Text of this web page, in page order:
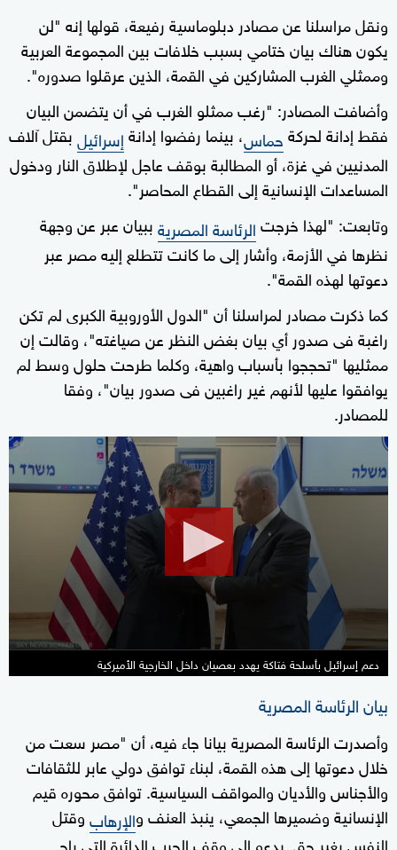
ونقل مراسلنا عن مصادر دبلوماسية رفيعة، قولها إنه "لن
يكون هناك بيان ختامي بسبب خلافات بين المجموعة العربية
وممثلي الغرب المشاركين في القمة، الذين عرقلوا صدوره".
وأضافت المصادر: "رغب ممثلو الغرب في أن يتضمن البيان
فقط إدانة لحركةحماس، بينما رفضوا إدانةإسرائيلبقتل آلاف
المدنيين في غزة، أو المطالبة بوقف عاجل لإطلاق النار ودخول
المساعدات الإنسانية إلى القطاع المحاصر".
وتابعت: "لهذا خرجتالرئاسة المصريةببيان عبر عن وجهة
نظرها في الأزمة، وأشار إلى ما كانت تتطلع إليه مصر عبر
دعوتها لهذه القمة".
كما ذكرت مصادر لمراسلنا أن "الدول الأوروبية الكبرى لم تكن
راغبة فى صدور أي بيان بغض النظر عن صياغته"، وقالت إن
ممثليها "تحججوا بأسباب واهية، وكلما طرحت حلول وسط لم
يوافقوا عليها لأنهم غير راغبين فى صدور بيان"، وفقا
للمصادر.
0
seconds
of
دعم إسرائيل بأسلحة فتاكة يهدد بعصيان داخل الخارجية الأميركية
بيان الرئاسة المصرية
وأصدرت الرئاسة المصرية بيانا جاء فيه، أن "مصر سعت من
خلال دعوتها إلى هذه القمة، لبناء توافق دولي عابر للثقافات
والأجناس والأديان والمواقف السياسية. توافق محوره قيم
الإنسانية وضميرها الجمعي، ينبذ العنف والإرهابوقتل
النفس بغير حق. يدعو إلى وقف الحرب الدائرة التي راح